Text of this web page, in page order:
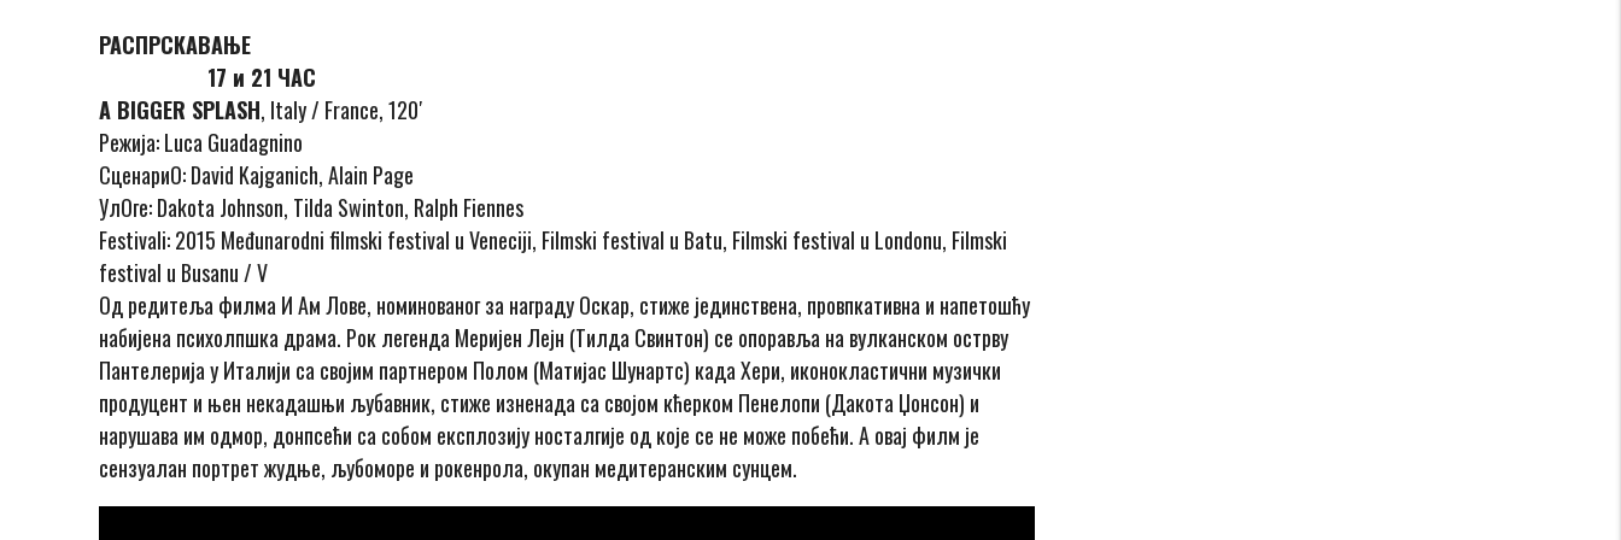
РАСПРСКАВАЊЕ
17 и 21 ЧАС
A BIGGER SPLASH, Italy / France, 120′
Режија: Luca Guadagnino
СценариО: David Kajganich, Alain Page
УлОге: Dakota Johnson, Tilda Swinton, Ralph Fiennes
Festivali: 2015 Međunarodni filmski festival u Veneciji, Filmski festival u Batu, Filmski festival u Londonu, Filmski
festival u Busanu / V
Од редитеља филма И Ам Лове, номинованог за награду Оскар, стиже јединствена, провпкативна и напетошћу
набијена психолпшка драма. Рок легенда Меријен Лејн (Тилда Свинтон) се опоравља на вулканском острву
Пантелерија у Италији са својим партнером Полом (Матијас Шунартс) када Хери, иконокластични музички
продуцент и њен некадашњи љубавник, стиже изненада са својом кћерком Пенелопи (Дакота Џонсон) и
нарушава им одмор, донпсећи са собом експлозију носталгије од које се не може побећи. А овај филм је
сензуалан портрет жудње, љубоморе и рокенрола, окупан медитеранским сунцем.